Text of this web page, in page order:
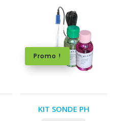
Promo !
KIT SONDE PH